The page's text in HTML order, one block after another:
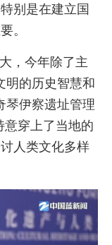
别是在建立国
。
，今年除了主
明的历史智慧和
琴伊察遗址管理
意穿上了当地的
人类文化多样